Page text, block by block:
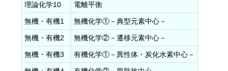
理論化学10 電離平衡
無機・有機1 無機化学①－典型元素中心－
無機・有機2 無機化学②－遷移元素中心－
無機・有機3 有機化学①－異性体・炭化水素中心－